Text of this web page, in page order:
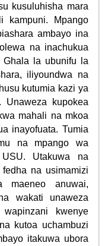
kusuluhisha mara
kampuni. Mpango
ambayo ina
na inachukua
Ghala la ubunifu la
iliyoundwa na
kutumia kazi ya
Unaweza kupokea
mahali na mkoa
inayofuata. Tumia
na mpango wa
Utakuwa na
na usimamizi
maeneo anuwai,
wakati unaweza
kwenye
kutoa uchambuzi
itakuwa ubora